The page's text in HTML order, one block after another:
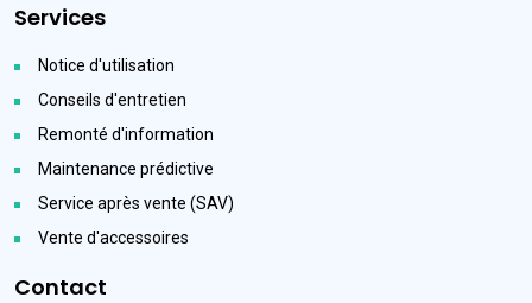
Services
Notice d'utilisation
Conseils d'entretien
Remonté d'information
Maintenance prédictive
Service après vente (SAV)
Vente d'accessoires
Contact